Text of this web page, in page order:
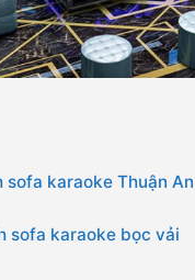
sofa karaoke Thuận
sofa karaoke bọc vải